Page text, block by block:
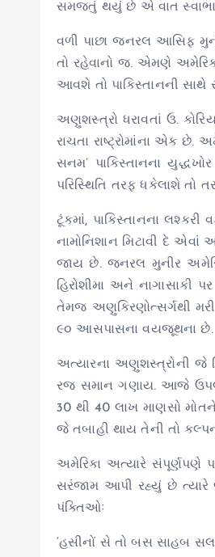
સમજતું થયું છે એ વાત
વળી પાછા જનરલ આસિફ
તો રહેવાનો જ. એમણે
આવશે તો પાકિસ્તાનની
અણુશસ્ત્રો ધરાવતાં ઉ.
રાચતા રાષ્ટ્રોમાંના એક
સનમ’ પાકિસ્તાનના
પરિસ્થિતિ તરફ ધકેલાશે તો
ટૂંકમાં, પાકિસ્તાનના
નામોનિશાન મિટાવી દે
જાય છે. જનરલ મુનીર
હિરોશીમા અને નાગાસાકી
તેમજ અણુકિરણોત્સર્ગથી
૯૦ આસપાસના વયજૂથના છે.
અત્યારના અણુશસ્ત્રોની જે
રજ સમાન ગણાય. આજે
30 થી 40 લાખ માણસો
જે તબાહી થાય તેની તો
અમેરિકા અત્યારે સંપૂર્ણપણે
સરંજામ આપી રહ્યું છે ત્યારે
પંક્તિઓઃ
‘હસીનોં સે તો બસ સાહબ